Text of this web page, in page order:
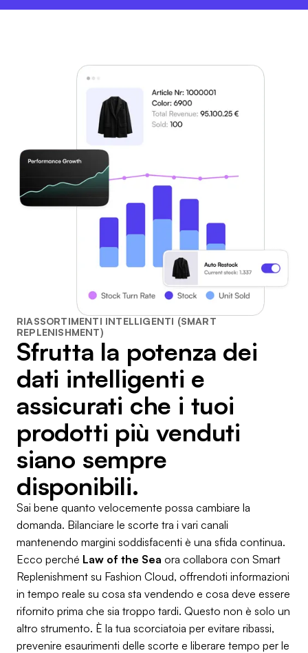
RIASSORTIMENTI INTELLIGENTI (SMART
REPLENISHMENT)
Sfrutta la potenza dei
dati intelligenti e
assicurati che i tuoi
prodotti più venduti
siano sempre
disponibili.
Sai bene quanto velocemente possa cambiare la
domanda. Bilanciare le scorte tra i vari canali
mantenendo margini soddisfacenti è una sfida continua.
Ecco perché Law of the Sea ora collabora con Smart
Replenishment su Fashion Cloud, offrendoti informazioni
in tempo reale su cosa sta vendendo e cosa deve essere
rifornito prima che sia troppo tardi. Questo non è solo un
altro strumento. È la tua scorciatoia per evitare ribassi,
prevenire esaurimenti delle scorte e liberare tempo per le